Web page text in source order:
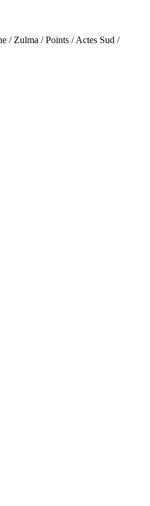
/ Zulma / Points / Actes Sud /